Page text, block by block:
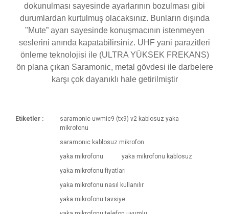
dokunulması sayesinde ayarlarının bozulması gibi
durumlardan kurtulmuş olacaksınız. Bunların dışında
"Mute” ayarı sayesinde konuşmacının istenmeyen
seslerini anında kapatabilirsiniz. UHF yani parazitleri
önleme teknolojisi ile (ULTRA YÜKSEK FREKANS)
ön plana çıkan Saramonic, metal gövdesi ile darbelere
karşı çok dayanıklı hale getirilmiştir
Bu ürüne ilk yorumu siz yapın!
Yorum Yaz
Kargoya Veriliş Süresi
Ürünlerimizin ortalama olarak kargoya veriliş
süresi 1-3 iş günüdür. Resmi Tatil ve hafta
Kargo Ücreti
1000₺ Üstü siparişlerin tümü Türkiye'nin her
Etiketler :
saramonic uwmic9 (tx9) v2 kablosuz yaka
mikrofonu
saramonic kablosuz mikrofon
yaka mikrofonu
yaka mikrofonu kablosuz
yaka mikrofonu fiyatları
yaka mikrofonu nasıl kullanılır
yaka mikrofonu tavsiye